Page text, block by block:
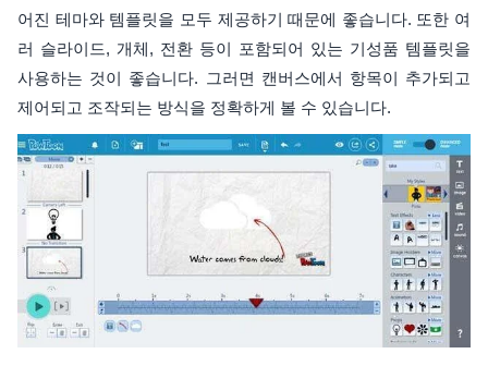
어진 테마와 템플릿을 모두 제공하기 때문에 좋습니다. 또한 여
러 슬라이드, 개체, 전환 등이 포함되어 있는 기성품 템플릿을
사용하는 것이 좋습니다. 그러면 캔버스에서 항목이 추가되고
제어되고 조작되는 방식을 정확하게 볼 수 있습니다.